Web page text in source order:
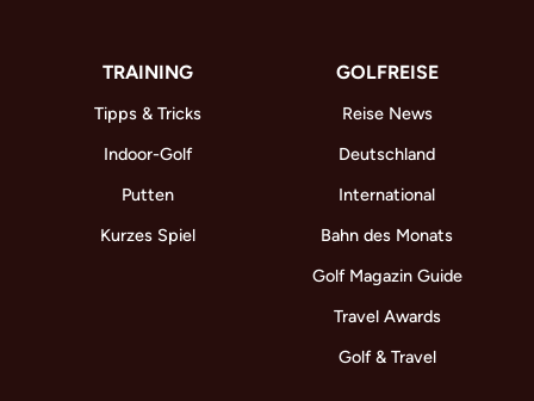
TRAINING
Tipps & Tricks
Indoor-Golf
Putten
Kurzes Spiel
GOLFREISE
Reise News
Deutschland
International
Bahn des Monats
Golf Magazin Guide
Travel Awards
Golf & Travel